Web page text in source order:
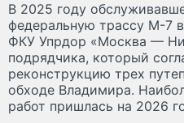
В 2025 году
федеральную трассу М-7
ФКУ Упрдор «Москва —
подрядчика, который
реконструкцию трех
обходе Владимира.
работ пришлась на 2026